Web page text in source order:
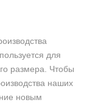
для
размера. Чтобы
наших
новым